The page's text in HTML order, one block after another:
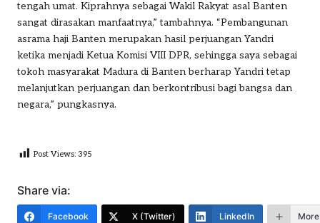
tengah umat. Kiprahnya sebagai Wakil Rakyat asal Banten
sangat dirasakan manfaatnya,” tambahnya. “Pembangunan
asrama haji Banten merupakan hasil perjuangan Yandri
ketika menjadi Ketua Komisi VIII DPR, sehingga saya sebagai
tokoh masyarakat Madura di Banten berharap Yandri tetap
melanjutkan perjuangan dan berkontribusi bagi bangsa dan
negara,” pungkasnya.
Post Views: 395
Share via:
Facebook X (Twitter) LinkedIn More